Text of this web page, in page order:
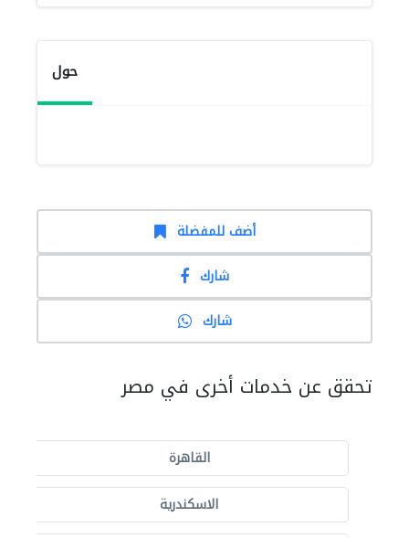
حول
أضف للمفضلة
شارك
شارك
تحقق عن خدمات أخرى في مصر
القاهرة
الاسكندرية